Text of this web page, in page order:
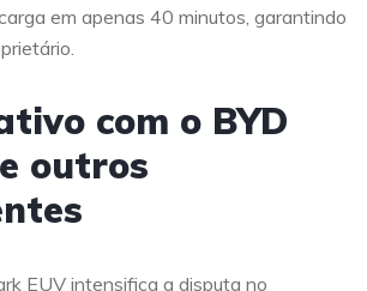
em apenas 40 minutos, garantindo
com o BYD
outros
EUV intensifica a disputa no